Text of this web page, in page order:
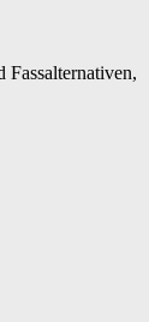
Fassalternativen,